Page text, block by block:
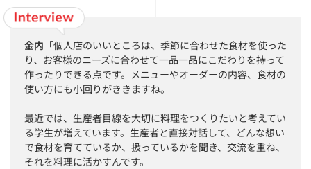
金内 「個人店のいいところは、季節に合わせた食材を使った
り、お客様のニーズに合わせて一品一品にこだわりを持って
作ったりできる点です。メニューやオーダーの内容、食材の
使い方にも小回りがききますね。
最近では、生産者目線を大切に料理をつくりたいと考えてい
る学生が増えています。生産者と直接対話して、どんな想い
で食材を育てているか、扱っているかを聞き、交流を重ね、
それを料理に活かすんです。